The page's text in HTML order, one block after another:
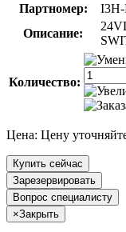
Партномер:
I3H-
Описание:
Количество:
Цена: Цену
Купить сейчас
Зарезервировать
Вопрос специалисту
×Закрыть